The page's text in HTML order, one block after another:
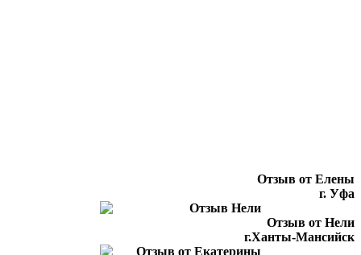
Отзыв от Елены
г. Уфа
Отзыв от Нели
г.Ханты-Мансийск